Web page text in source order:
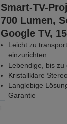
Smart-TV-
700 Lumen,
Google TV,
Leicht zu
einzurichten
Lebendige, bis
Kristallklare
Langlebige
Garantie